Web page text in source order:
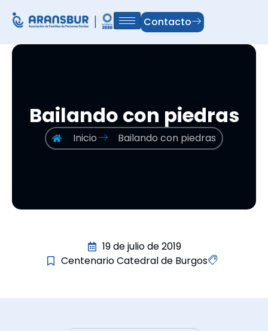
Contacto
Bailando con piedras
Inicio Bailando con piedras
19 de julio de 2019
Centenario Catedral de Burgos